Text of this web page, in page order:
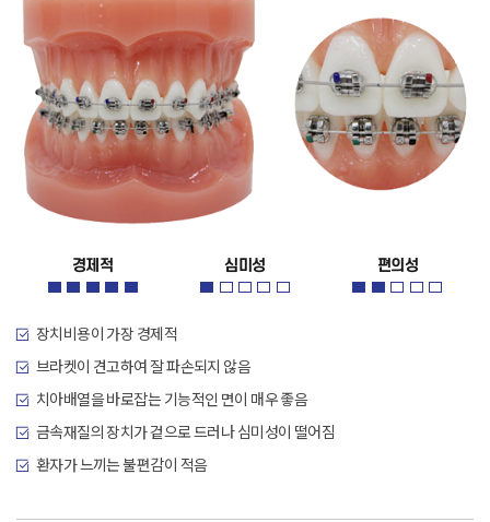
경제적 심미성 편의성
장치비용이 가장 경제적
브라켓이 견고하여 잘 파손되지 않음
치아배열을 바로잡는 기능적인 면이 매우 좋음
금속재질의 장치가 겉으로 드러나 심미성이 떨어짐
환자가 느끼는 불편감이 적음